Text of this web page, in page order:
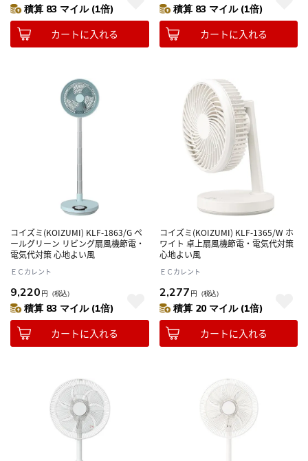
積算 83 マイル (1倍)
カートに入れる
積算 83 マイル (1倍)
カートに入れる
コイズミ(KOIZUMI) KLF-1863/G ペ
ールグリーン リビング扇風機節電・
電気代対策 心地よい風
ＥＣカレント
9,220 円 （税込）
積算 83 マイル (1倍)
カートに入れる
コイズミ(KOIZUMI) KLF-1365/W ホ
ワイト 卓上扇風機節電・電気代対策
心地よい風
ＥＣカレント
2,277 円 （税込）
積算 20 マイル (1倍)
カートに入れる